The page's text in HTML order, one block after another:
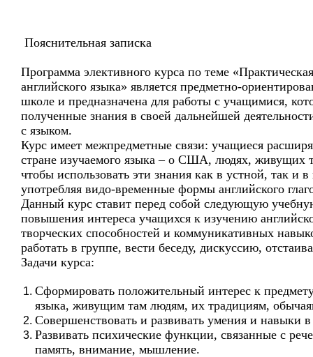
Пояснительная записка
Программа элективного курса по теме
английского языка» является предметно-
школе и предназначена для работы с учащимися,
полученные знания в своей дальнейшей
с языком.
Курс имеет межпредметные связи: учащиеся
стране изучаемого языка – о США, людях, живущих
чтобы использовать эти знания как в устной, так и
употребляя видо-временные формы английского
Данный курс ставит перед собой следующую
повышения интереса учащихся к изучению
творческих способностей и коммуникативных
работать в группе, вести беседу, дискуссию,
Задачи курса:
Сформировать положительный интерес к
языка, живущим там людям, их традициям,
Совершенствовать и развивать умения и навыки
Развивать психические функции, связанные с
память, внимание, мышление.